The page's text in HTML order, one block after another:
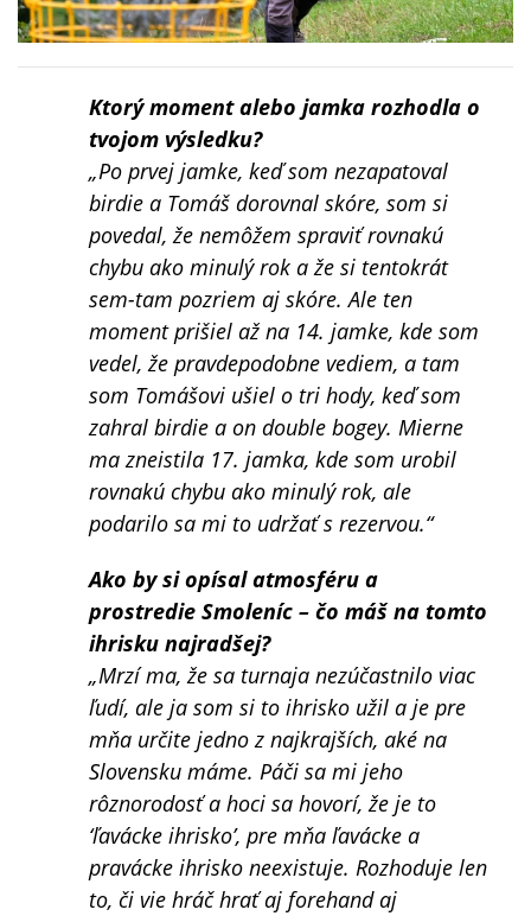
Ktorý moment alebo jamka rozhodla o
tvojom výsledku?
„Po prvej jamke, keď som nezapatoval
birdie a Tomáš dorovnal skóre, som si
povedal, že nemôžem spraviť rovnakú
chybu ako minulý rok a že si tentokrát
sem-tam pozriem aj skóre. Ale ten
moment prišiel až na 14. jamke, kde som
vedel, že pravdepodobne vediem, a tam
som Tomášovi ušiel o tri hody, keď som
zahral birdie a on double bogey. Mierne
ma zneistila 17. jamka, kde som urobil
rovnakú chybu ako minulý rok, ale
podarilo sa mi to udržať s rezervou.“
Ako by si opísal atmosféru a
prostredie Smoleníc – čo máš na tomto
ihrisku najradšej?
„Mrzí ma, že sa turnaja nezúčastnilo viac
ľudí, ale ja som si to ihrisko užil a je pre
mňa určite jedno z najkrajších, aké na
Slovensku máme. Páči sa mi jeho
rôznorodosť a hoci sa hovorí, že je to
‘ľavácke ihrisko’, pre mňa ľavácke a
pravácke ihrisko neexistuje. Rozhoduje len
to, či vie hráč hrať aj forehand aj